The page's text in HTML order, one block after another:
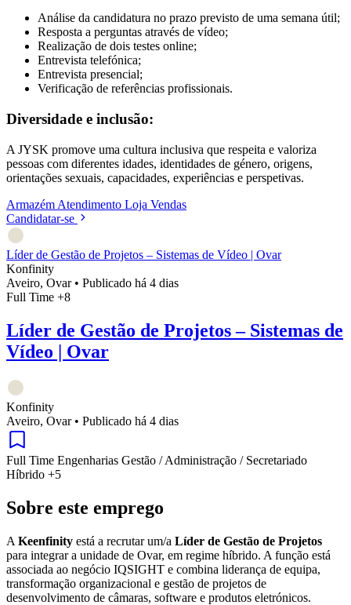
Análise da candidatura no prazo previsto de uma semana útil;
Resposta a perguntas através de vídeo;
Realização de dois testes online;
Entrevista telefónica;
Entrevista presencial;
Verificação de referências profissionais.
Diversidade e inclusão:
A JYSK promove uma cultura inclusiva que respeita e valoriza
pessoas com diferentes idades, identidades de género, origens,
orientações sexuais, capacidades, experiências e perspetivas.
Armazém Atendimento Loja Vendas
Candidatar-se
Líder de Gestão de Projetos – Sistemas de Vídeo | Ovar
Konfinity
Aveiro, Ovar • Publicado há 4 dias
Full Time +8
Líder de Gestão de Projetos – Sistemas de
Vídeo | Ovar
Konfinity
Aveiro, Ovar • Publicado há 4 dias
Full Time Engenharias Gestão / Administração / Secretariado
Híbrido +5
Sobre este emprego
A Keenfinity está a recrutar um/a Líder de Gestão de Projetos
para integrar a unidade de Ovar, em regime híbrido. A função está
associada ao negócio IQSIGHT e combina liderança de equipa,
transformação organizacional e gestão de projetos de
desenvolvimento de câmaras, software e produtos eletrónicos.